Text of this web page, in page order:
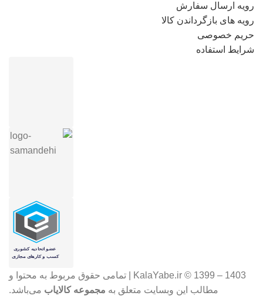
رویه ارسال سفارش
رویه های بازگرداندن کالا
حریم خصوصی
شرایط استفاده
KalaYabe.ir © 1399 – 1403 | تمامی حقوق مربوط به محتوا و
مطالب این وبسایت متعلق به مجموعه کالایاب می‌باشد.